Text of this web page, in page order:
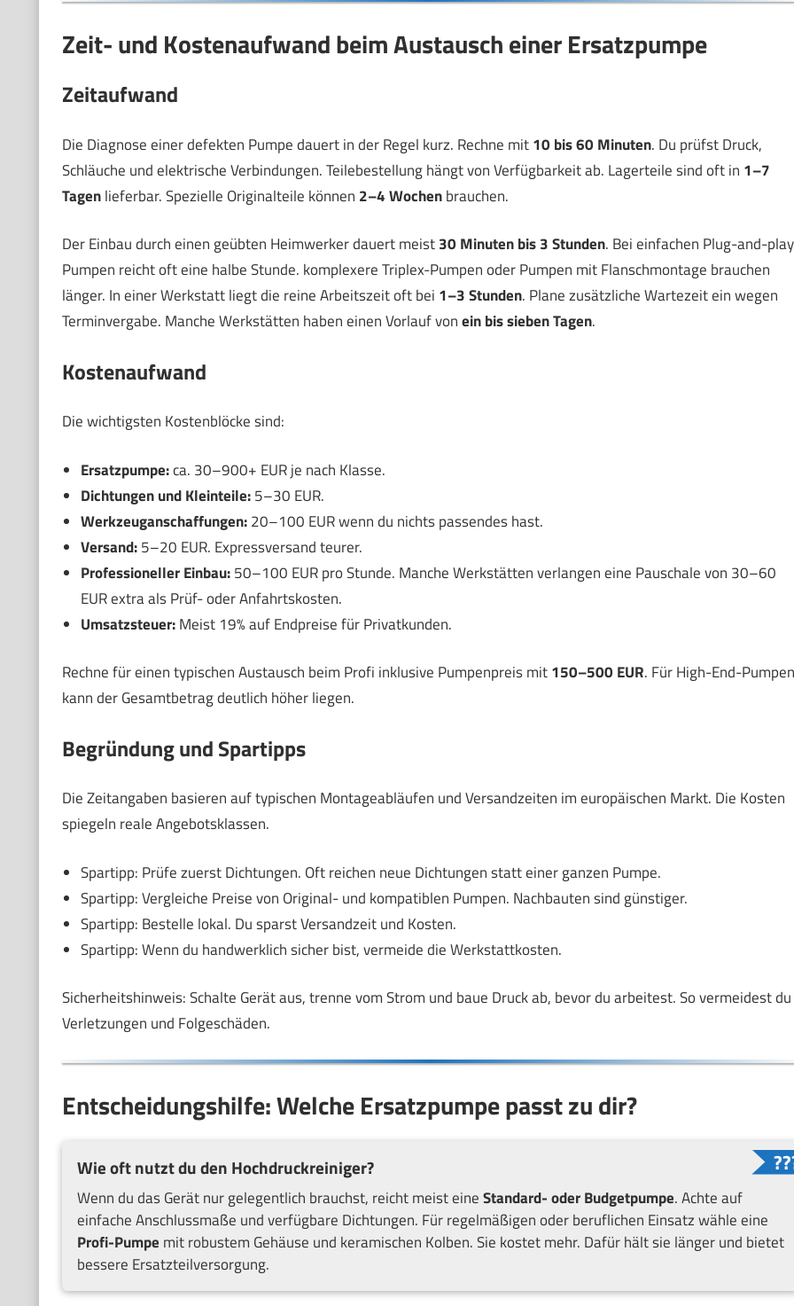
Zeit- und Kostenaufwand beim Austausch einer Ersatzpumpe
Zeitaufwand
Die Diagnose einer defekten Pumpe dauert in der Regel kurz. Rechne mit10 bis 60 Minuten. Du prüfst Druck,
Schläuche und elektrische Verbindungen. Teilebestellung hängt von Verfügbarkeit ab. Lagerteile sind oft in 1–7
Tagenlieferbar. Spezielle Originalteile können 2–4 Wochenbrauchen.
Der Einbau durch einen geübten Heimwerker dauert meist30 Minuten bis 3 Stunden. Bei einfachen Plug-and-
Pumpen reicht oft eine halbe Stunde. komplexere Triplex-Pumpen oder Pumpen mit Flanschmontage brauchen
länger. In einer Werkstatt liegt die reine Arbeitszeit oft bei 1–3 Stunden. Plane zusätzliche Wartezeit ein wegen
Terminvergabe. Manche Werkstätten haben einen Vorlauf vonein bis sieben Tagen.
Kostenaufwand
Die wichtigsten Kostenblöcke sind:
Ersatzpumpe:ca. 30–900+ EUR je nach Klasse.
Dichtungen und Kleinteile:5–30 EUR.
Werkzeuganschaffungen:20–100 EUR wenn du nichts passendes hast.
Versand:5–20 EUR. Expressversand teurer.
Professioneller Einbau:50–100 EUR pro Stunde. Manche Werkstätten verlangen eine Pauschale von 30–60
EUR extra als Prüf- oder Anfahrtskosten.
Umsatzsteuer:Meist 19% auf Endpreise für Privatkunden.
Rechne für einen typischen Austausch beim Profi inklusive Pumpenpreis mit150–500 EUR. Für High-End-Pumpen
kann der Gesamtbetrag deutlich höher liegen.
Begründung und Spartipps
Die Zeitangaben basieren auf typischen Montageabläufen und Versandzeiten im europäischen Markt. Die Kosten
spiegeln reale Angebotsklassen.
Spartipp: Prüfe zuerst Dichtungen. Oft reichen neue Dichtungen statt einer ganzen Pumpe.
Spartipp: Vergleiche Preise von Original- und kompatiblen Pumpen. Nachbauten sind günstiger.
Spartipp: Bestelle lokal. Du sparst Versandzeit und Kosten.
Spartipp: Wenn du handwerklich sicher bist, vermeide die Werkstattkosten.
Sicherheitshinweis: Schalte Gerät aus, trenne vom Strom und baue Druck ab, bevor du arbeitest. So vermeidest du
Verletzungen und Folgeschäden.
Entscheidungshilfe: Welche Ersatzpumpe passt zu dir?
Wie oft nutzt du den Hochdruckreiniger?
Wenn du das Gerät nur gelegentlich brauchst, reicht meist eineStandard- oder Budgetpumpe. Achte auf
einfache Anschlussmaße und verfügbare Dichtungen. Für regelmäßigen oder beruflichen Einsatz wähle eine
Profi-Pumpe mit robustem Gehäuse und keramischen Kolben. Sie kostet mehr. Dafür hält sie länger und bietet
bessere Ersatzteilversorgung.